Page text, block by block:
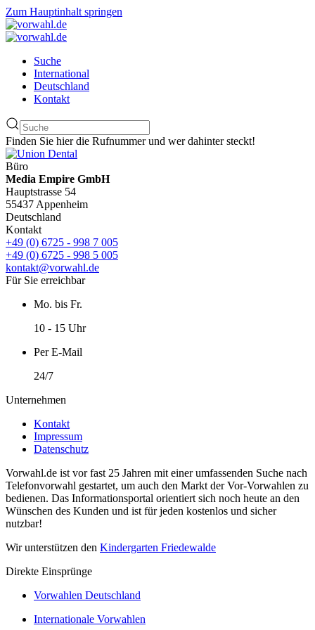
Zum Hauptinhalt springen
Suche
International
Deutschland
Kontakt
Finden Sie hier die Rufnummer und wer dahinter steckt!
Büro
Media Empire GmbH
Hauptstrasse 54
55437 Appenheim
Deutschland
Kontakt
+49 (0) 6725 - 998 7 005
+49 (0) 6725 - 998 5 005
kontakt@vorwahl.de
Für Sie erreichbar
Mo. bis Fr.
10 - 15 Uhr
Per E-Mail
24/7
Unternehmen
Kontakt
Impressum
Datenschutz
Vorwahl.de ist vor fast 25 Jahren mit einer umfassenden Suche nach
Telefonvorwahl gestartet, um auch den Markt der Vor-Vorwahlen zu
bedienen. Das Informationsportal orientiert sich noch heute an den
Wünschen des Kunden und ist für jeden kostenlos und sicher
nutzbar!
Wir unterstützen den Kindergarten Friedewalde
Direkte Einsprünge
Vorwahlen Deutschland
Internationale Vorwahlen